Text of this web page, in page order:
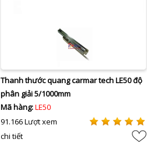
Thanh thước quang carmar tech LE50 độ
phân giải 5/1000mm
Mã hàng:LE50
91.166 Lượt xem
chi tiết